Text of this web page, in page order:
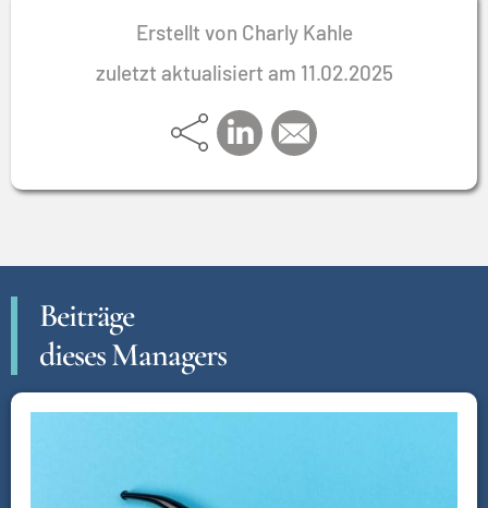
stellen und im Team pragmatische, tragfähige
Seine Erfahrung gibt er als Dozent an Studenten
einer Business School in München weiter.
Erstellt von Charly Kahle
zuletzt aktualisiert am 11.02.2025
Beiträge
dieses Managers